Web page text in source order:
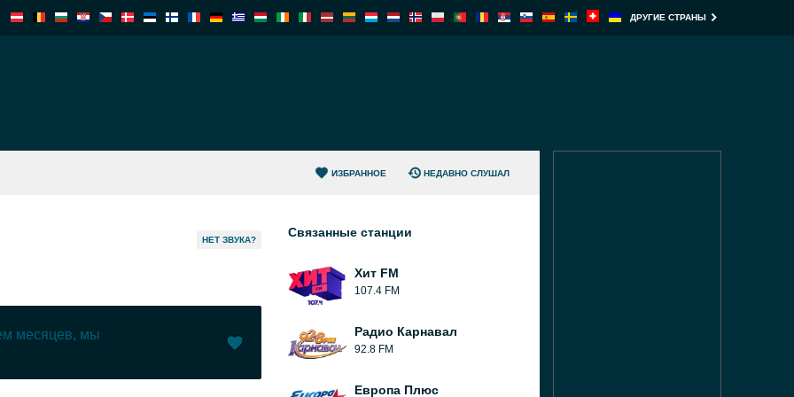
ДРУГИЕ СТРАНЫ
ИЗБРАННОЕ НЕДАВНО СЛУШАЛ
HЕТ ЗВУКА?
месяцев, мы
Связанные станции
Хит FM
107.4 FM
Радио Карнавал
92.8 FM
Европа Плюс